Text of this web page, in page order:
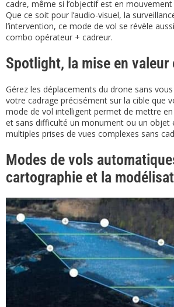
cadre, même si l’objectif est en
Que ce soit pour l’audio-visuel, la
l’intervention, ce mode de vol se révèle
combo opérateur + cadreur.
Spotlight, la mise en valeur
Gérez les déplacements du drone sans
votre cadrage précisément sur la cible que
mode de vol intelligent permet de mettre
et sans difficulté un monument ou un objet
multiples prises de vues complexes sans
Modes de vols
cartographie et la